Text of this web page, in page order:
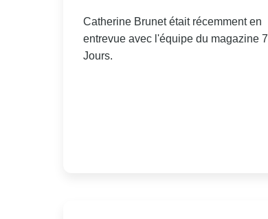
Catherine Brunet était récemment en
entrevue avec l'équipe du magazine 7
Jours.